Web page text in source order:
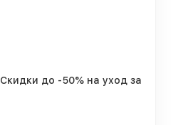
до -50% на уход за